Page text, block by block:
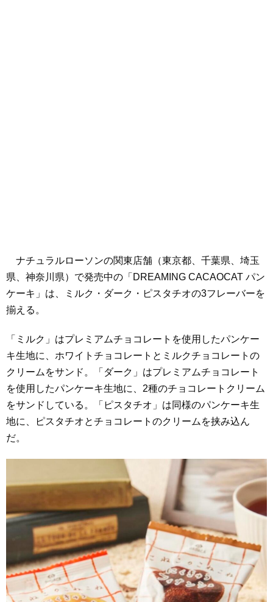
ナチュラルローソンの関東店舗（東京都、千葉県、埼玉
県、神奈川県）で発売中の「DREAMING CACAOCAT パン
ケーキ」は、ミルク・ダーク・ピスタチオの3フレーバーを
揃える。
「ミルク」はプレミアムチョコレートを使用したパンケー
キ生地に、ホワイトチョコレートとミルクチョコレートの
クリームをサンド。「ダーク」はプレミアムチョコレート
を使用したパンケーキ生地に、2種のチョコレートクリーム
をサンドしている。「ピスタチオ」は同様のパンケーキ生
地に、ピスタチオとチョコレートのクリームを挟み込ん
だ。